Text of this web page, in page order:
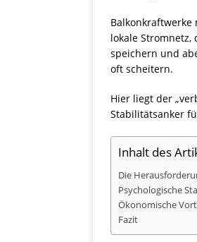
lokale
speichern und
oft scheitern.
Hier liegt der
Stabilitätsanker
Inhalt des
Die
Psychologische
Ökonomische
Fazit